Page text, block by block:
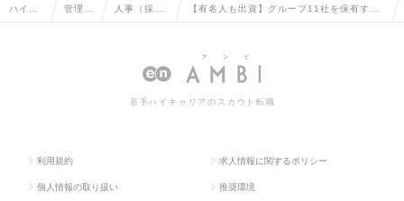
ハイク 管理部 人事（採
ど）の転職
【有名人も出資】グループ11社を保有する
0万～600万円の求人情報
若手ハイキャリアのスカウト転職
利用規約 求人情報に関するポリシー
個人情報の取り扱い 推奨環境